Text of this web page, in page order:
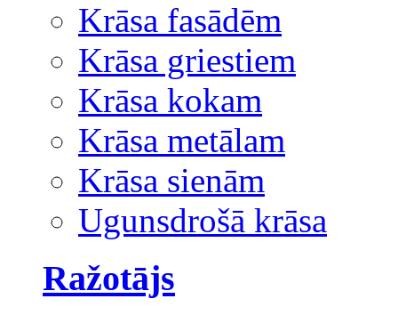
Krāsa fasādēm
Krāsa griestiem
Krāsa kokam
Krāsa metālam
Krāsa sienām
Ugunsdrošā krāsa
Ražotājs